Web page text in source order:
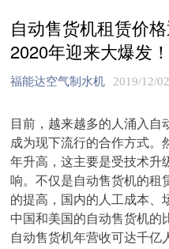
自动售货机租赁价
2020年迎来大爆发！
福能达空气制水机 2019/12/02
目前，越来越多的人涌入自
成为现下流行的合作方式。
年升高，这主要是受技术升
响。不仅是自动售货机的租
的提高，国内的人工成本、
中国和美国的自动售货机的
自动售货机年营收可达千亿